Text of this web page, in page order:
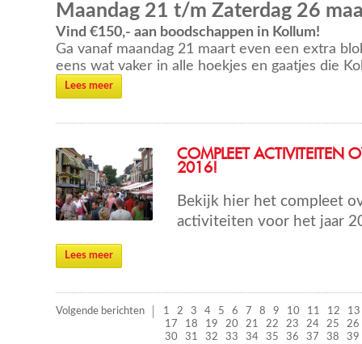
Maandag 21 t/m Zaterdag 26
Vind €150,- aan boodschappen in Kollum!
Ga vanaf maandag 21 maart even een extra
eens wat vaker in alle hoekjes en gaatjes die
Lees meer
COMPLEET ACTIVITEITEN
2016!
Bekijk hier het compleet
activiteiten voor het jaar
Lees meer
Volgende berichten 1 2 3 4 5 6 7 8 9 10 11 12
13
17
18 19 20 21 22 23 24 25
26
30
31 32 33 34 35 36 37 38
39